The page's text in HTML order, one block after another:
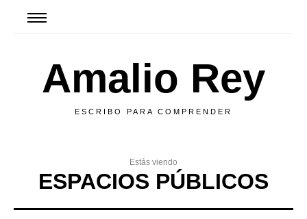
Amalio Rey
ESCRIBO PARA COMPRENDER
Estás viendo
ESPACIOS PÚBLICOS